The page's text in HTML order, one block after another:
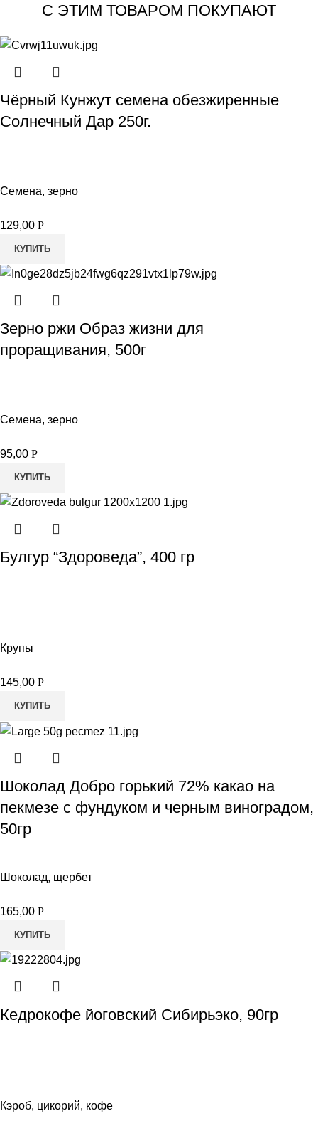
С ЭТИМ ТОВАРОМ ПОКУПАЮТ
Чёрный Кунжут семена обезжиренные
Солнечный Дар 250г.
Семена, зерно
129,00 Р
КУПИТЬ
Зерно ржи Образ жизни для
проращивания, 500г
Семена, зерно
95,00 Р
КУПИТЬ
Булгур “Здороведа”, 400 гр
Крупы
145,00 Р
КУПИТЬ
Шоколад Добро горький 72% какао на
пекмезе с фундуком и черным виноградом,
50гр
Шоколад, щербет
165,00 Р
КУПИТЬ
Кедрокофе йоговский Сибирьэко, 90гр
Кэроб, цикорий, кофе